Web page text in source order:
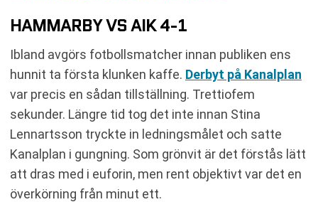
HAMMARBY VS AIK 4-1
Ibland avgörs fotbollsmatcher innan publiken ens
hunnit ta första klunken kaffe. Derbyt på Kanalplan
var precis en sådan tillställning. Trettiofem
sekunder. Längre tid tog det inte innan Stina
Lennartsson tryckte in ledningsmålet och satte
Kanalplan i gungning. Som grönvit är det förstås lätt
att dras med i euforin, men rent objektivt var det en
överkörning från minut ett.